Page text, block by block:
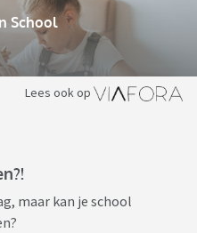
School
Lees ook op
maar kan je school